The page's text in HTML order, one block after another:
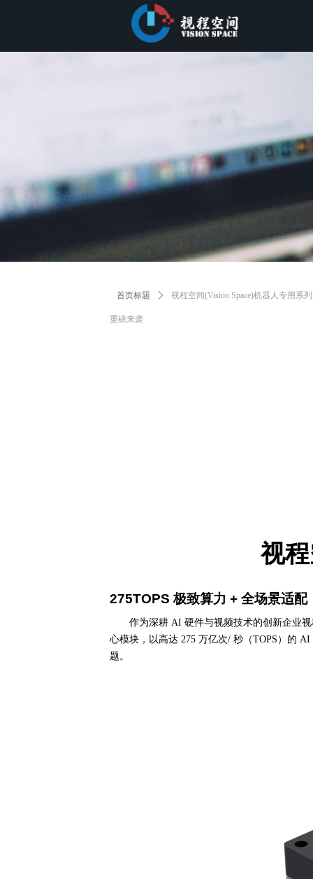
视
275TOPS极致算力 + 全场景适配
作为深耕AI 硬件与视频技术的创新企业
心模块，以高达275 万亿次/ 秒（TOPS ）的 AI
题。
首页标题 ꄲ 视程空间(Vision Space)机器人专用系
重磅来袭